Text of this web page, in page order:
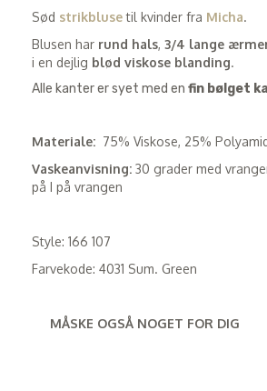
Sød strikblusetil kvinder fra Micha.
Blusen har rund hals, 3/4 lange
i en dejlig blød viskose blanding.
Alle kanter er syet med en fin bølget
Materiale: 75% Viskose, 25%
Vaskeanvisning: 30 grader med
på I på vrangen
Style: 166 107
Farvekode: 4031 Sum. Green
MÅSKE OGSÅ NOGET FOR DIG